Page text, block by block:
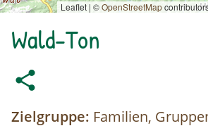
Leaflet | ©OpenStreetMap
Wald-Ton
Zielgruppe: Familien,